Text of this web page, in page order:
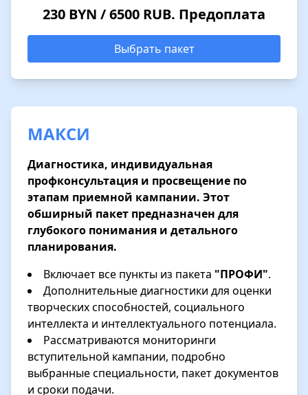
230 BYN / 6500 RUB. Предоплата
Выбрать пакет
МАКСИ
Диагностика, индивидуальная
профконсультация и просвещение по
этапам приемной кампании. Этот
обширный пакет предназначен для
глубокого понимания и детального
планирования.
Включает все пункты из пакета "ПРОФИ".
Дополнительные диагностики для оценки
творческих способностей, социального
интеллекта и интеллектуального потенциала.
Рассматриваются мониторинги
вступительной кампании, подробно
выбранные специальности, пакет документов
и сроки подачи.